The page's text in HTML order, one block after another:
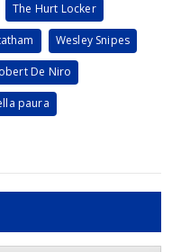
The Hurt Locker
Wesley Snipes
De Niro
paura